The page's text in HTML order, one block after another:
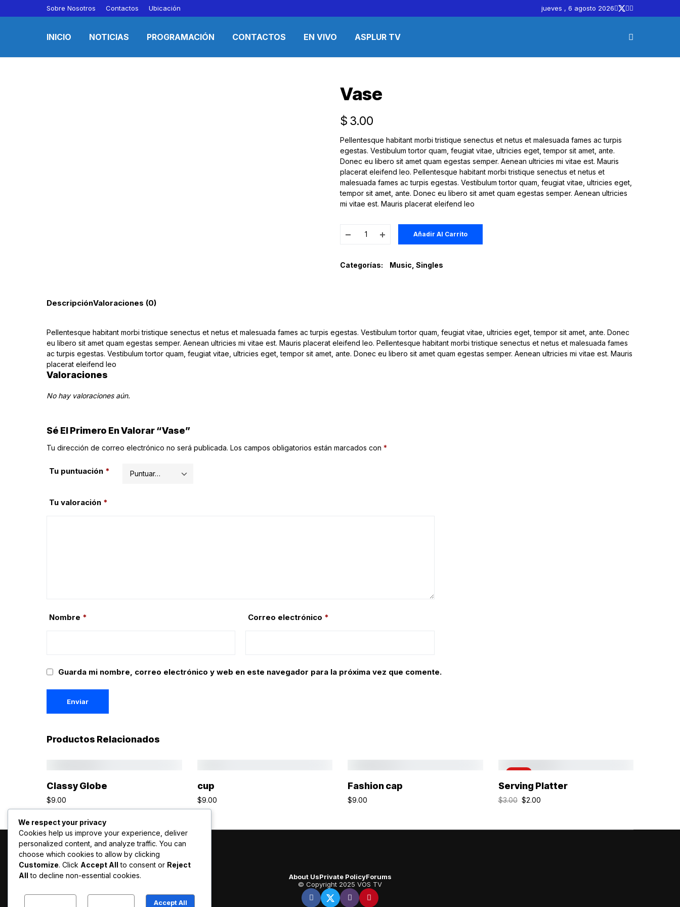
Sobre Nosotros Contactos Ubicación jueves , 6 agosto 2026
INICIO NOTICIAS PROGRAMACIÓN CONTACTOS EN VIVO ASPLUR TV
Vase
$ 3.00
Pellentesque habitant morbi tristique senectus et netus et malesuada fames ac turpis
egestas. Vestibulum tortor quam, feugiat vitae, ultricies eget, tempor sit amet, ante.
Donec eu libero sit amet quam egestas semper. Aenean ultricies mi vitae est. Mauris
placerat eleifend leo. Pellentesque habitant morbi tristique senectus et netus et
malesuada fames ac turpis egestas. Vestibulum tortor quam, feugiat vitae, ultricies eget,
tempor sit amet, ante. Donec eu libero sit amet quam egestas semper. Aenean ultricies
mi vitae est. Mauris placerat eleifend leo
Añadir Al Carrito
Categorías: Music Singles
DescripciónValoraciones (0)
Pellentesque habitant morbi tristique senectus et netus et malesuada fames ac turpis egestas. Vestibulum tortor quam, feugiat vitae, ultricies eget, tempor sit amet, ante. Donec
eu libero sit amet quam egestas semper. Aenean ultricies mi vitae est. Mauris placerat eleifend leo. Pellentesque habitant morbi tristique senectus et netus et malesuada fames
ac turpis egestas. Vestibulum tortor quam, feugiat vitae, ultricies eget, tempor sit amet, ante. Donec eu libero sit amet quam egestas semper. Aenean ultricies mi vitae est. Mauris
placerat eleifend leo
Valoraciones
No hay valoraciones aún.
Sé El Primero En Valorar “Vase”
Tu dirección de correo electrónico no será publicada. Los campos obligatorios están marcados con *
Tu puntuación *
Tu valoración *
Nombre * Correo electrónico *
Guarda mi nombre, correo electrónico y web en este navegador para la próxima vez que comente.
Productos Relacionados
Añadir Al Carrito
Classy Globe
$9.00
cup
$9.00
Añadir Al Carrito
Fashion cap
$9.00
-33%
Añadir Al Carrito
Serving Platter
$3.00 $2.00
About UsPrivate PolicyForums
© Copyright 2025 VOS TV
We respect your privacy
Cookies help us improve your experience, deliver
personalized content, and analyze traffic. You can
choose which cookies to allow by clicking
Customize. Click Accept All to consent or Reject
All to decline non-essential cookies.
Accept All